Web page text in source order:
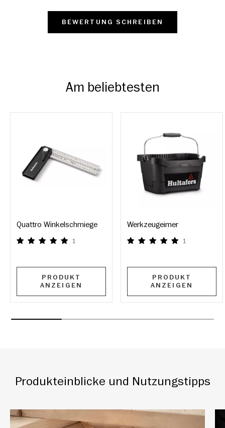
BEWERTUNG SCHREIBEN
Am beliebtesten
Quattro Winkelschmiege
1
PRODUKT
ANZEIGEN
Werkzeugeimer
1
PRODUKT
ANZEIGEN
Produkteinblicke und Nutzungstipps